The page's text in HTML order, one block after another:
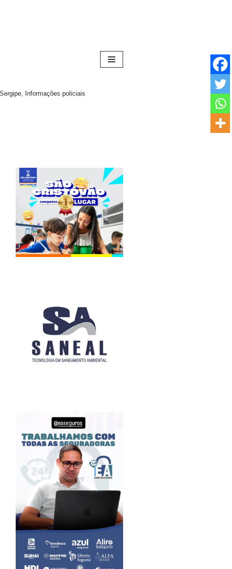
Informações policiais